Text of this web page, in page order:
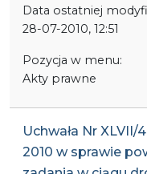
Data ostatniej
28-07-2010, 12:51
Pozycja w menu:
Akty prawne
Uchwała Nr XLVII/
2010 w sprawie